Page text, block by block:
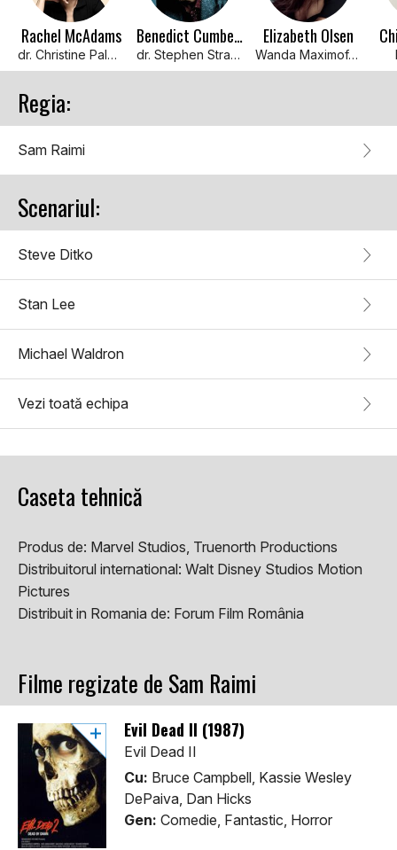
Rachel McAdams
dr. Christine Palmer
Benedict Cumberbatch
dr. Stephen Strange
Elizabeth Olsen
Wanda Maximoff / Scarlet Witch
Regia:
Sam Raimi
Scenariul:
Steve Ditko
Stan Lee
Michael Waldron
Vezi toată echipa
Caseta tehnică
Produs de: Marvel Studios, Truenorth Productions
Distribuitorul international: Walt Disney Studios Motion
Pictures
Distribuit in Romania de: Forum Film România
Filme regizate de Sam Raimi
Evil Dead II (1987)
Evil Dead II
Cu: Bruce Campbell, Kassie Wesley
DePaiva, Dan Hicks
Gen: Comedie, Fantastic, Horror